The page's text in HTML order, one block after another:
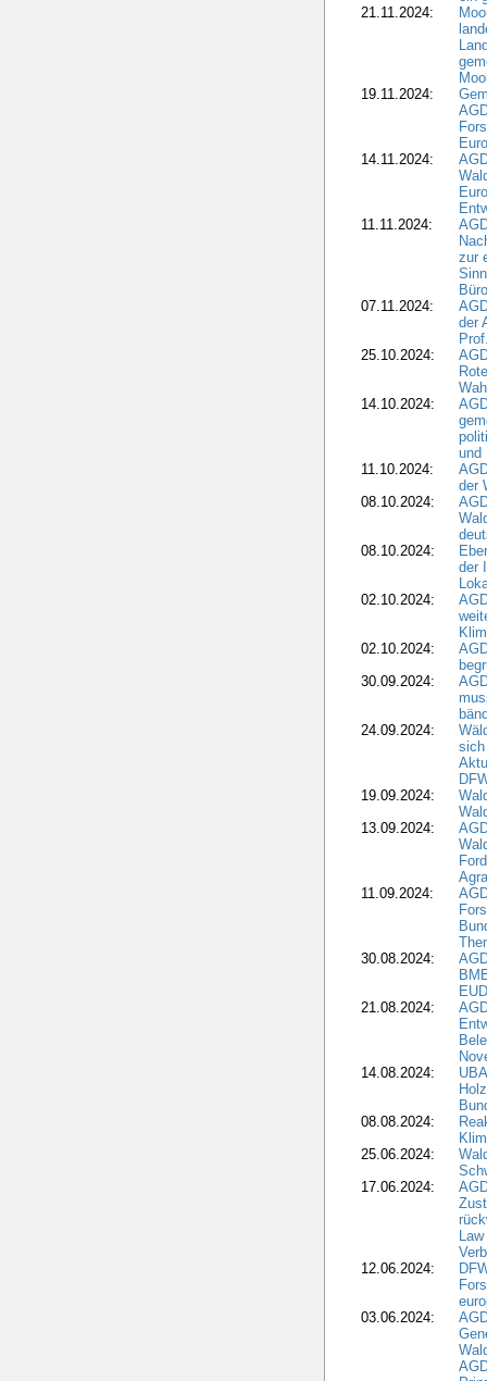
21.11.2024:
19.11.2024:
14.11.2024:
11.11.2024:
zur
07.11.2024:
der
25.10.2024:
14.10.2024:
und
11.10.2024:
der
08.10.2024:
08.10.2024:
der
02.10.2024:
02.10.2024:
30.09.2024:
24.09.2024:
sich
19.09.2024:
13.09.2024:
11.09.2024:
30.08.2024:
21.08.2024:
14.08.2024:
08.08.2024:
25.06.2024:
17.06.2024:
12.06.2024:
03.06.2024: